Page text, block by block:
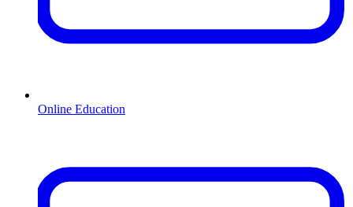
Online Education